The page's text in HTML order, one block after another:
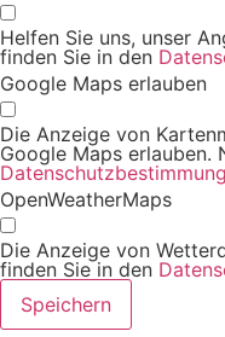
Helfen Sie uns, unser
finden Sie in den
Google Maps erlauben
Die Anzeige von
Google Maps erlauben.
OpenWeatherMaps
Die Anzeige von
finden Sie in den
Speichern